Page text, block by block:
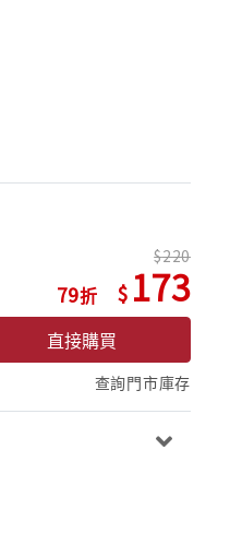
79
220
173
直接購買
查詢門市庫存